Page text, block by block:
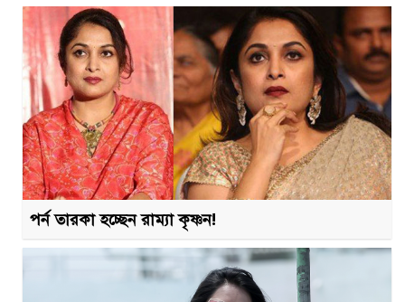
পর্ন তারকা হচ্ছেন রাম্যা কৃষ্ণন!